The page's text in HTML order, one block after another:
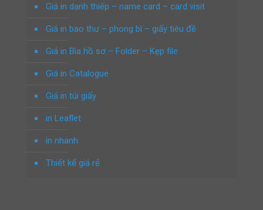
Giá in danh thiếp – name card – card visit
Giá in bao thư – phong bì – giấy tiêu đề
Giá in Bìa hồ sơ – Folder – Kẹp file
Giá in Catalogue
Giá in túi giấy
in Leaflet
in nhanh
Thiết kế giá rẻ